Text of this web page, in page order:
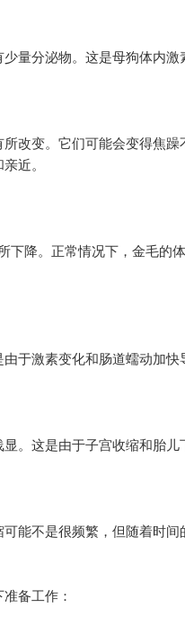
分泌物。这是母狗体内激
变。它们可能会变得焦躁
近。
降。正常情况下，金毛的
激素变化和肠道蠕动加快
这是由于子宫收缩和胎儿
不是很频繁，但随着时间
备工作：